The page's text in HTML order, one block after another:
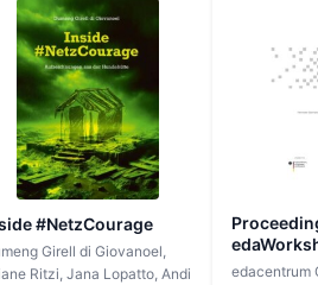
#NetzCourage
Girell di Giovanoel,
Ritzi, Jana Lopatto, Andi
edacentrum